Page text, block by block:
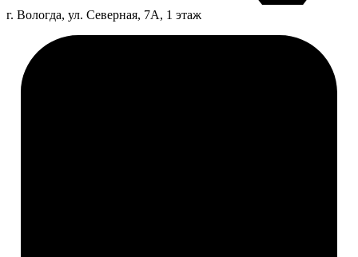
г. Вологда, ул. Северная, 7А, 1 этаж